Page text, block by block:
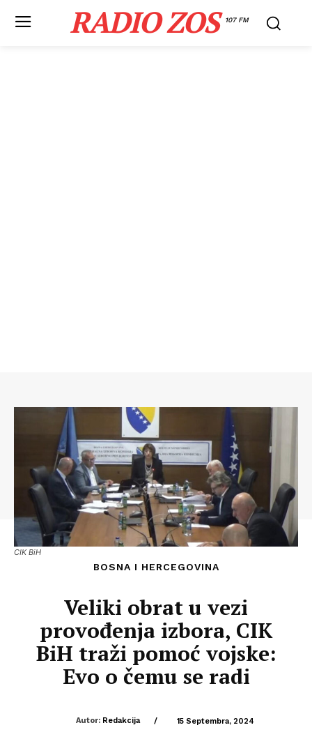
RADIO ZOS 107 FM
CIK BiH
BOSNA I HERCEGOVINA
Veliki obrat u vezi
provođenja izbora, CIK
BiH traži pomoć vojske:
Evo o čemu se radi
Autor: Redakcija / 15 Septembra, 2024